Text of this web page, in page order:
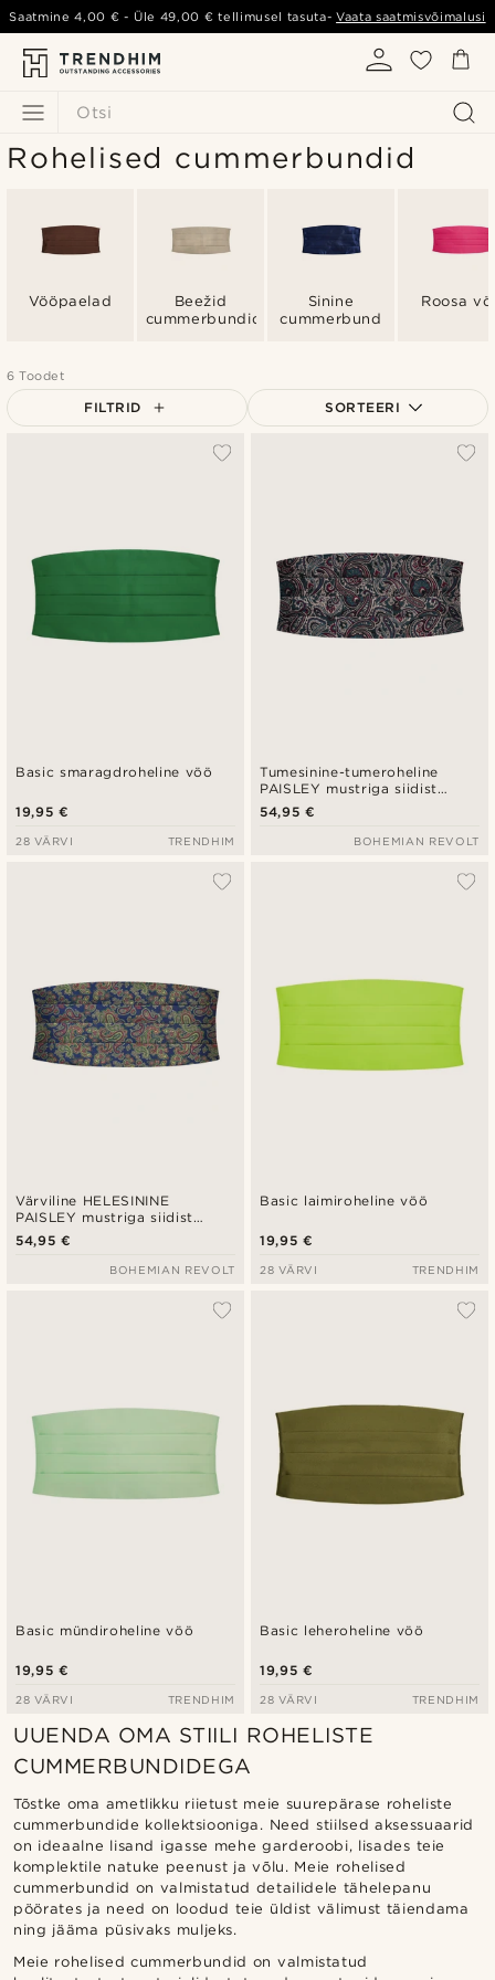
Otsi
Saatmine4,00 € - Üle 49,00 € tellimusel tasuta-Vaata saatmisvõimalusi
Rohelised cummerbundid
Vööpaelad
Beežid
cummerbundid
Sinine
cummerbund
Roosa
6 Toodet
FILTRID SORTEERI
Basic smaragdroheline vöö
19,95 €
28 VÄRVI TRENDHIM
Tumesinine-tumeroheline
PAISLEY mustriga siidist
smokivöö
54,95 €
BOHEMIAN REVOLT
Värviline HELESININE
PAISLEY mustriga siidist
smokivöö
54,95 €
BOHEMIAN REVOLT
Basic laimiroheline vöö
19,95 €
28 VÄRVI TRENDHIM
Basic mündiroheline vöö
19,95 €
28 VÄRVI TRENDHIM
Basic leheroheline vöö
19,95 €
28 VÄRVI TRENDHIM
UUENDA OMA STIILI ROHELISTE
CUMMERBUNDIDEGA
Tõstke oma ametlikku riietust meie suurepärase roheliste
cummerbundide kollektsiooniga. Need stiilsed aksessuaarid
on ideaalne lisand igasse mehe garderoobi, lisades teie
komplektile natuke peenust ja võlu. Meie rohelised
cummerbundid on valmistatud detailidele tähelepanu
pöörates ja need on loodud teie üldist välimust täiendama
ning jääma püsivaks muljeks.
Meie rohelised cummerbundid on valmistatud